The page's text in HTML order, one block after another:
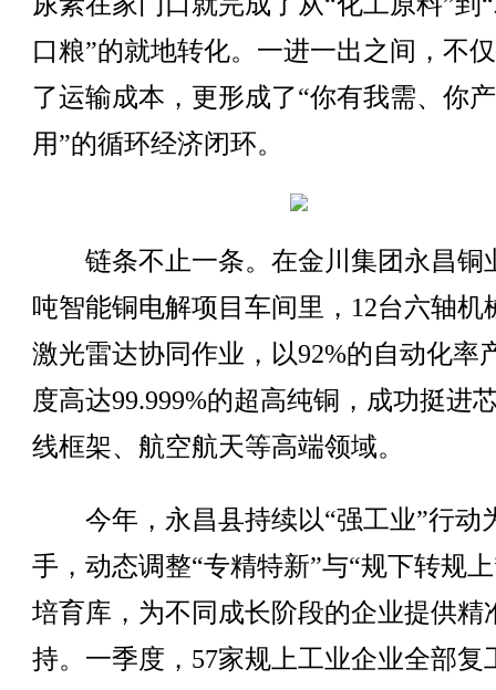
口粮”的就地转化。一进一出之间，不
了运输成本，更形成了“你有我需、你
用”的循环经济闭环。
链条不止一条。在金川集团永昌铜
吨智能铜电解项目车间里，12台六轴机
激光雷达协同作业，以92%的自动化率
度高达99.999%的超高纯铜，成功挺进
线框架、航空航天等高端领域。
今年，永昌县持续以“强工业”行动
手，动态调整“专精特新”与“规下转规
培育库，为不同成长阶段的企业提供精
持。一季度，57家规上工业企业全部复